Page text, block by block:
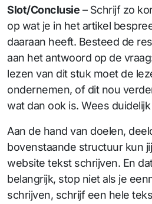
Slot/Conclusie – Schrijf zo
op wat je in het artikel
daaraan heeft. Besteed de
aan het antwoord op de
lezen van dit stuk moet de
ondernemen, of dit nou
wat dan ook is. Wees
Aan de hand van doelen,
bovenstaande structuur kun
website tekst schrijven. En
belangrijk, stop niet als je
schrijven, schrijf een hele